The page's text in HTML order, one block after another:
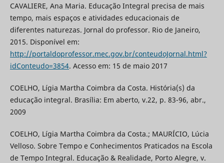
CAVALIERE, Ana Maria. Educação Integral precisa de mais
tempo, mais espaços e atividades educacionais de
diferentes naturezas. Jornal do professor. Rio de Janeiro,
2015. Disponível em:
http://portaldoprofessor.mec.gov.br/conteudoJornal.html?
idConteudo=3854. Acesso em: 15 de maio 2017
COELHO, Lígia Martha Coimbra da Costa. História(s) da
educação integral. Brasília: Em aberto, v.22, p. 83-96, abr.,
2009
COELHO, Lígia Martha Coimbra da Costa.; MAURÍCIO, Lúcia
Velloso. Sobre Tempo e Conhecimentos Praticados na Escola
de Tempo Integral. Educação & Realidade, Porto Alegre, v.